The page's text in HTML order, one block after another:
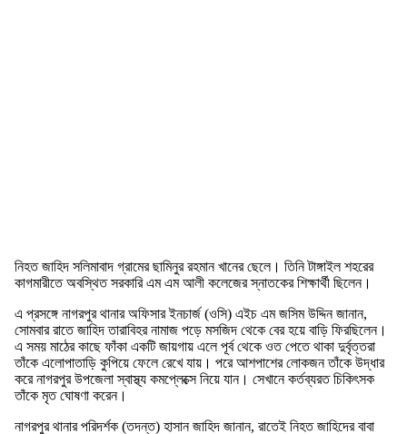
নিহত জাহিদ সলিমাবাদ গ্রামের ছামিনুর রহমান খানের ছেলে। তিনি টাঙ্গাইল শহরের
কাগমারীতে অবস্থিত সরকারি এম এম আলী কলেজের স্নাতকের শিক্ষার্থী ছিলেন।
এ প্রসঙ্গে নাগরপুর থানার অফিসার ইনচার্জ (ওসি) এইচ এম জসিম উদ্দিন জানান,
সোমবার রাতে জাহিদ তারাবিহর নামাজ পড়ে মসজিদ থেকে বের হয়ে বাড়ি ফিরছিলেন।
এ সময় মাঠের কাছে ফাঁকা একটি জায়গায় এলে পূর্ব থেকে ওত পেতে থাকা দুর্বৃত্তরা
তাঁকে এলোপাতাড়ি কুপিয়ে ফেলে রেখে যায়। পরে আশপাশের লোকজন তাঁকে উদ্ধার
করে নাগরপুর উপজেলা স্বাস্থ্য কমপ্লেক্সে নিয়ে যান। সেখানে কর্তব্যরত চিকিৎসক
তাঁকে মৃত ঘোষণা করেন।
নাগরপুর থানার পরিদর্শক (তদন্ত) হাসান জাহিদ জানান, রাতেই নিহত জাহিদের বাবা